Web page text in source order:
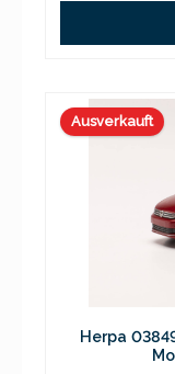
Ausverkauft
Herpa